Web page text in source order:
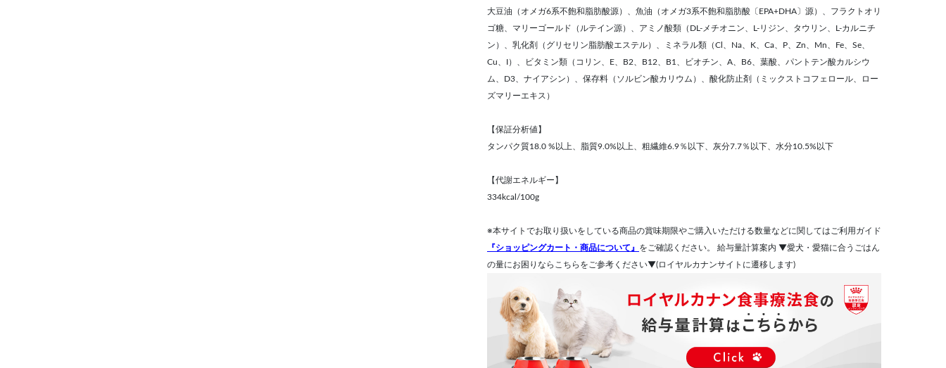
大豆油（オメガ6系不飽和脂肪酸源）、魚油（オメガ3系不飽和脂肪酸〔EPA+DHA〕源）、フラクトオリ
ゴ糖、マリーゴールド（ルテイン源）、アミノ酸類（DL-メチオニン、L-リジン、タウリン、L-カルニチ
ン）、乳化剤（グリセリン脂肪酸エステル）、ミネラル類（Cl、Na、K、Ca、P、Zn、Mn、Fe、Se、
Cu、I）、ビタミン類（コリン、E、B2、B12、B1、ビオチン、A、B6、葉酸、パントテン酸カルシウ
ム、D3、ナイアシン）、保存料（ソルビン酸カリウム）、酸化防止剤（ミックストコフェロール、ロー
ズマリーエキス）
【保証分析値】
タンパク質18.0 %以上、脂質9.0%以上、粗繊維6.9％以下、灰分7.7％以下、水分10.5%以下
【代謝エネルギー】
334kcal/100g
※本サイトでお取り扱いをしている商品の賞味期限やご購入いただける数量などに関してはご利用ガイド
『ショッピングカート・商品について』 をご確認ください。 給与量計算案内 ▼愛犬・愛猫に合うごはん
の量にお困りならこちらをご参考ください▼(ロイヤルカナンサイトに遷移します)